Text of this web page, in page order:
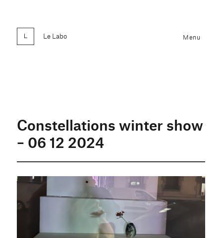
Le Labo Menu
Constellations winter show
– 06 12 2024